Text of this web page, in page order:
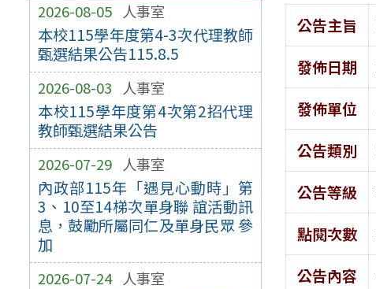
2026-08-05 人事室
本校115學年度第4-3次代理教師
甄選結果公告115.8.5
2026-08-03 人事室
本校115學年度第4次第2招代理
教師甄選結果公告
2026-07-29 人事室
內政部115年「遇見心動時」第
3、10至14梯次單身聯 誼活動訊
息，鼓勵所屬同仁及單身民眾 參
加
2026-07-24 人事室
公告主旨
發佈日期
發佈單位
公告類別
公告等級
點閱次數
公告內容